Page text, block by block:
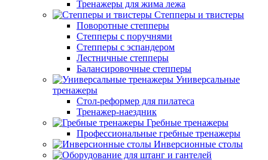
Тренажеры для жима лежа
Степперы и твистеры
Поворотные степперы
Степперы с поручнями
Степперы с эспандером
Лестничные степперы
Балансировочные степперы
Универсальные
тренажеры
Стол-реформер для пилатеса
Тренажер-наездник
Гребные тренажеры
Профессиональные гребные тренажеры
Инверсионные столы